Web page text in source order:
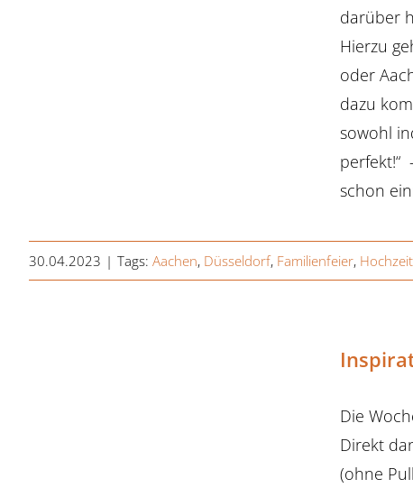
darüber
Hierzu
oder
dazu
sowohl
perfekt!“
schon
30.04.2023 | Tags: Aachen, Düsseldorf, Familienfeier,
Die
Direkt
(ohne